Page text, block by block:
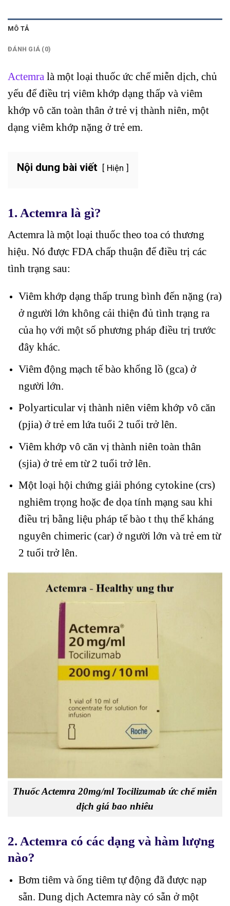
MÔ TẢ
ĐÁNH GIÁ (0)
Actemra là một loại thuốc ức chế miễn dịch, chủ
yếu để điều trị viêm khớp dạng thấp và viêm
khớp vô căn toàn thân ở trẻ vị thành niên, một
dạng viêm khớp nặng ở trẻ em.
Nội dung bài viết Hiện
1. Actemra là gì?
Actemra là một loại thuốc theo toa có thương
hiệu. Nó được FDA chấp thuận để điều trị các
tình trạng sau:
Viêm khớp dạng thấp trung bình đến nặng (ra)
ở người lớn không cải thiện đủ tình trạng ra
của họ với một số phương pháp điều trị trước
đây khác.
Viêm động mạch tế bào khổng lồ (gca) ở
người lớn.
Polyarticular vị thành niên viêm khớp vô căn
(pjia) ở trẻ em lứa tuổi 2 tuổi trở lên.
Viêm khớp vô căn vị thành niên toàn thân
(sjia) ở trẻ em từ 2 tuổi trở lên.
Một loại hội chứng giải phóng cytokine (crs)
nghiêm trọng hoặc đe dọa tính mạng sau khi
điều trị bằng liệu pháp tế bào t thụ thể kháng
nguyên chimeric (car) ở người lớn và trẻ em từ
2 tuổi trở lên.
Thuốc Actemra 20mg/ml Tocilizumab ức chế miễn
dịch giá bao nhiêu
2. Actemra có các dạng và hàm lượng
nào?
Bơm tiêm và ống tiêm tự động đã được nạp
sẵn. Dung dịch Actemra này có sẵn ở một